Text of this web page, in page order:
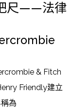
尺——法律
& Fitch
Friendly建立
為